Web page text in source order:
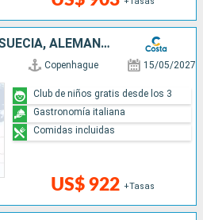
DINAMARCA, POLONIA, SUECIA, ALEMANIA
Copenhague 15/05/2027
US$ 922 +Tasas
Club de niños gratis desde los 3
Gastronomía italiana
Comidas incluidas